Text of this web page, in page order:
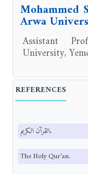
Mohammed
Arwa
Assistant
University,
REFERENCES
القرآن الكريم.
The Holy Qur’an.